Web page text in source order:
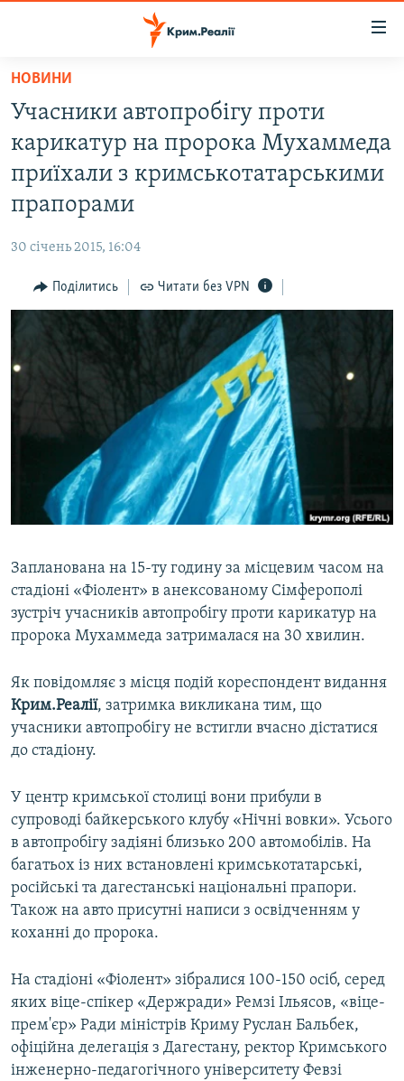
Перейти
основного
матеріалу
Перейти
до
основної
Перейти
пошуку
ВІДЕО ТА ФОТО
ІНТЕРВ'Ю
ВСЕ ЗА ДЕНЬ
СПЕЦПРОЕКТИ
ВІДЕОУРОКИ «ELIFBE»
СВІДЧЕННЯ ОКУПАЦІЇ
УКРАЇНСЬКА ПРОБЛЕМА КРИМУ
ІНФОГРАФІКА
ЯК ОБІЙТИ БЛОКУВАННЯ
Русский
Qırımtatar
ДОЛУЧАЙСЯ!
Усі сайти RFE/RL
НОВИНИ
Учасники автопробігу проти
карикатур на пророка Мухаммеда
приїхали з кримськотатарськими
прапорами
30 січень 2015, 16:04
Поділитись Читати без VPN
Запланована на 15-ту годину за місцевим часом на
стадіоні «Фіолент» в анексованому Сімферополі
зустріч учасників автопробігу проти карикатур на
пророка Мухаммеда затрималася на 30 хвилин.
Як повідомляє з місця подій кореспондент видання
Крим.Реалії, затримка викликана тим, що
учасники автопробігу не встигли вчасно дістатися
до стадіону.
У центр кримської столиці вони прибули в
супроводі байкерського клубу «Нічні вовки». Усього
в автопробігу задіяні близько 200 автомобілів. На
багатьох із них встановлені кримськотатарські,
російські та дагестанські національні прапори.
Також на авто присутні написи з освідченням у
коханні до пророка.
На стадіоні «Фіолент» зібралися 100-150 осіб, серед
яких віце-спікер «Держради» Ремзі Ільясов, «віце-
прем'єр» Ради міністрів Криму Руслан Бальбек,
офіційна делегація з Дагестану, ректор Кримського
інженерно-педагогічного університету Февзі